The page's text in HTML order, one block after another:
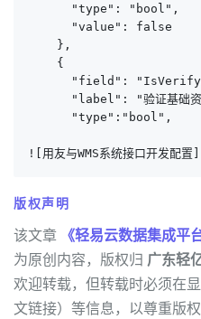
      "type": "bool",
      "value": false
    },
    {
"field":
"label": "验证基础
      "type":"bool",
![用友与WMS系统接口开
版权声明
该文章 《轻易云数据集成平
为原创内容，版权归 广东轻
欢迎转载，但转载时必须在
文链接）等信息，以尊重版权